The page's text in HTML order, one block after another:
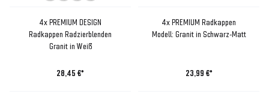
4x PREMIUM DESIGN
Radkappen Radzierblenden
Granit in Weiß
28,45 €*
4x PREMIUM Radkappen
Modell: Granit in Schwarz-Matt
23,99 €*